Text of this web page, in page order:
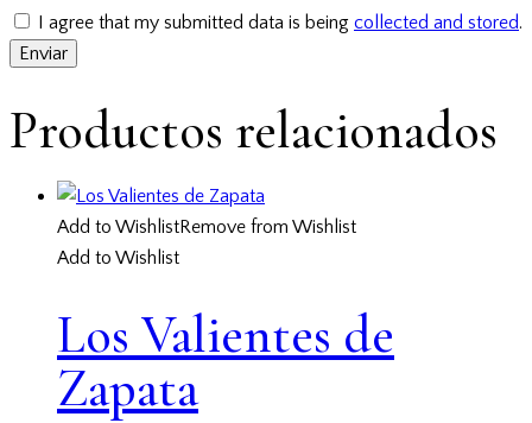
I agree that my submitted data is being collected and stored.
Productos relacionados
Add to WishlistRemove from Wishlist
Add to Wishlist
Los Valientes de
Zapata